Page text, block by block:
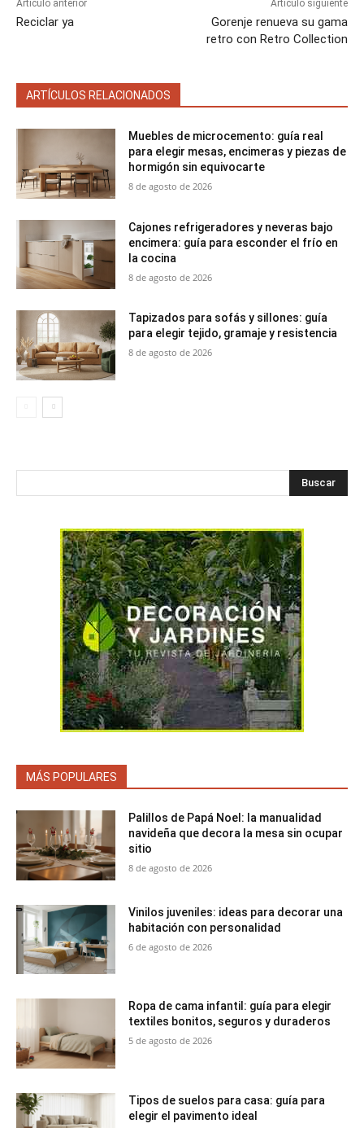
Artículo anterior
Reciclar ya
Artículo siguiente
Gorenje renueva su gama
retro con Retro Collection
ARTÍCULOS RELACIONADOS
Muebles de microcemento: guía real
para elegir mesas, encimeras y piezas de
hormigón sin equivocarte
8 de agosto de 2026
Cajones refrigeradores y neveras bajo
encimera: guía para esconder el frío en
la cocina
8 de agosto de 2026
Tapizados para sofás y sillones: guía
para elegir tejido, gramaje y resistencia
8 de agosto de 2026
Buscar
MÁS POPULARES
Palillos de Papá Noel: la manualidad
navideña que decora la mesa sin ocupar
sitio
8 de agosto de 2026
Vinilos juveniles: ideas para decorar una
habitación con personalidad
6 de agosto de 2026
Ropa de cama infantil: guía para elegir
textiles bonitos, seguros y duraderos
5 de agosto de 2026
Tipos de suelos para casa: guía para
elegir el pavimento ideal